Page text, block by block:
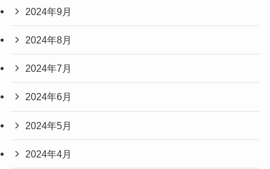
2024年9月
2024年8月
2024年7月
2024年6月
2024年5月
2024年4月